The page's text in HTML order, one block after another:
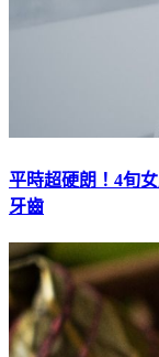
平時超硬朗！4旬
牙齒